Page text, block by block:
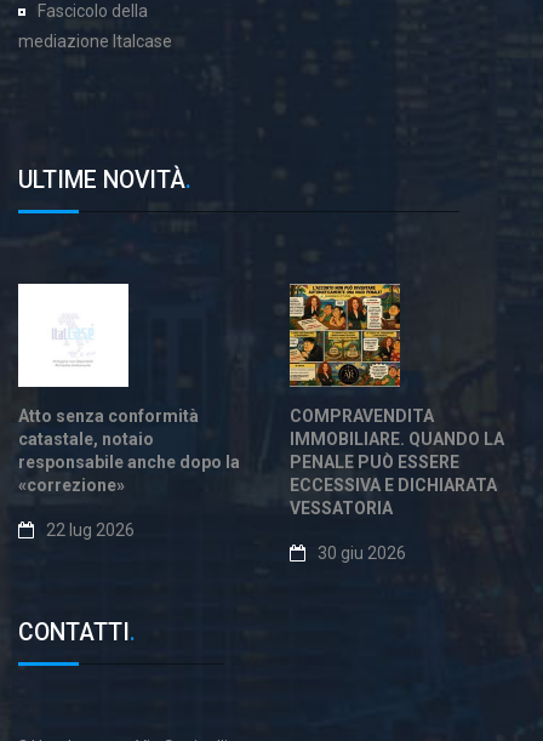
Fascicolo della
mediazione Italcase
ULTIME NOVITÀ.
Atto senza conformità
catastale, notaio
responsabile anche dopo la
«correzione»
22 lug 2026
COMPRAVENDITA
IMMOBILIARE. QUANDO LA
PENALE PUÒ ESSERE
ECCESSIVA E DICHIARATA
VESSATORIA
30 giu 2026
CONTATTI .